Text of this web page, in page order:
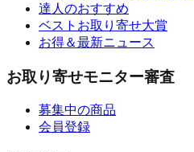
達人のおすすめ
ベストお取り寄せ大賞
お得＆最新ニュース
お取り寄せモニター審査
募集中の商品
会員登録